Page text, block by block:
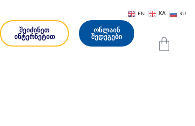
ᲨᲔᲘᲫᲘᲜᲔᲗ
ᲘᲜᲢᲔᲠᲜᲔᲢᲘᲗ
ᲝᲜᲚᲐᲘᲜ
ᲨᲔᲓᲔᲒᲔᲑᲘ
EN KA RU